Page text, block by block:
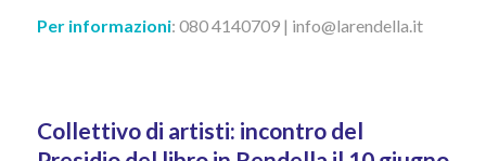
Per informazioni: 080 4140709 | info@larendella.it
Collettivo di artisti: incontro del